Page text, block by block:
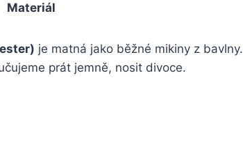
Materiál
je matná jako běžné mikiny z bavlny.
prát jemně, nosit divoce.